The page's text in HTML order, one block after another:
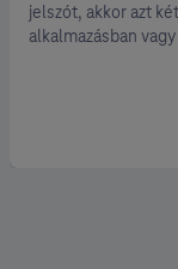
jelszót, akkor azt
alkalmazásban